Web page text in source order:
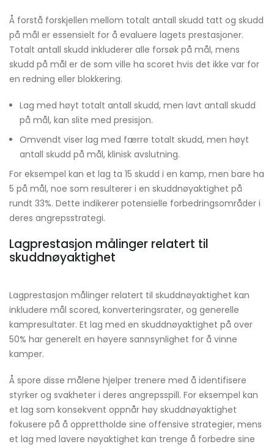
Å forstå forskjellen mellom totalt antall skudd tatt og skudd
på mål er essensielt for å evaluere lagets prestasjoner.
Totalt antall skudd inkluderer alle forsøk på mål, mens
skudd på mål er de som ville ha scoret hvis det ikke var for
en redning eller blokkering.
Lag med høyt totalt antall skudd, men lavt antall skudd
på mål, kan slite med presisjon.
Omvendt viser lag med færre totalt skudd, men høyt
antall skudd på mål, klinisk avslutning.
For eksempel kan et lag ta 15 skudd i en kamp, men bare ha
5 på mål, noe som resulterer i en skuddnøyaktighet på
rundt 33%. Dette indikerer potensielle forbedringsområder i
deres angrepsstrategi.
Lagprestasjon målinger relatert til
skuddnøyaktighet
Lagprestasjon målinger relatert til skuddnøyaktighet kan
inkludere mål scored, konverteringsrater, og generelle
kampresultater. Et lag med en skuddnøyaktighet på over
50% har generelt en høyere sannsynlighet for å vinne
kamper.
Å spore disse målene hjelper trenere med å identifisere
styrker og svakheter i deres angrepsspill. For eksempel kan
et lag som konsekvent oppnår høy skuddnøyaktighet
fokusere på å opprettholde sine offensive strategier, mens
et lag med lavere nøyaktighet kan trenge å forbedre sine